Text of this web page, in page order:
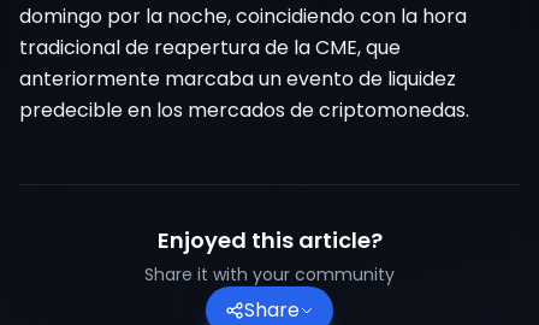
domingo por la noche, coincidiendo con la hora
tradicional de reapertura de la CME, que
anteriormente marcaba un evento de liquidez
predecible en los mercados de criptomonedas.
Enjoyed this article?
Share it with your community
Share